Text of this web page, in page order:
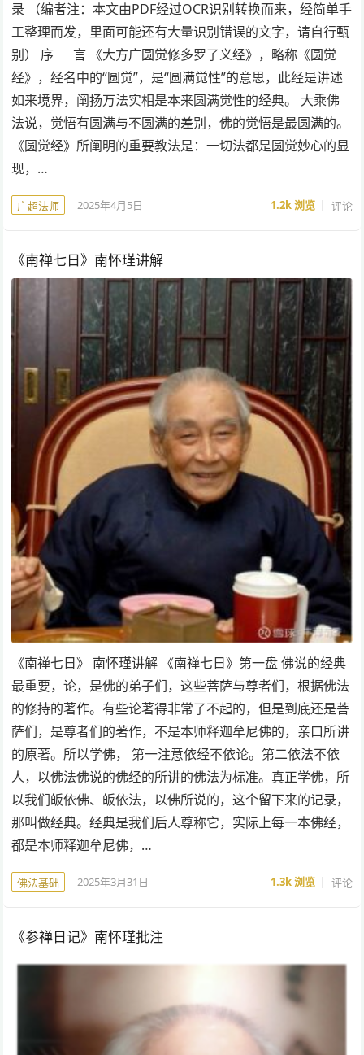
录 （编者注：本文由PDF经过OCR识别转换而来，经简单手
工整理而发，里面可能还有大量识别错误的文字，请自行甄
别） 序 言 《大方广圆觉修多罗了义经》，略称《圆觉
经》，经名中的“圆觉”，是“圆满觉性”的意思，此经是讲述
如来境界，阐扬万法实相是本来圆满觉性的经典。 大乘佛
法说，觉悟有圆满与不圆满的差别，佛的觉悟是最圆满的。
《圆觉经》所阐明的重要教法是：一切法都是圆觉妙心的显
现，…
广超法师 2025年4月5日 1.2k浏览 评论
《南禅七日》南怀瑾讲解
《南禅七日》 南怀瑾讲解 《南禅七日》第一盘 佛说的经典
最重要，论，是佛的弟子们，这些菩萨与尊者们，根据佛法
的修持的著作。有些论著得非常了不起的，但是到底还是菩
萨们，是尊者们的著作，不是本师释迦牟尼佛的，亲口所讲
的原著。所以学佛， 第一注意依经不依论。第二依法不依
人，以佛法佛说的佛经的所讲的佛法为标准。真正学佛，所
以我们皈依佛、皈依法，以佛所说的，这个留下来的记录，
那叫做经典。经典是我们后人尊称它，实际上每一本佛经，
都是本师释迦牟尼佛，…
佛法基础 2025年3月31日 1.3k浏览 评论
《参禅日记》南怀瑾批注